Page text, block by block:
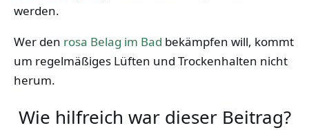
werden.
Wer den rosa Belag im Bad bekämpfen will, kommt
um regelmäßiges Lüften und Trockenhalten nicht
herum.
Wie hilfreich war dieser Beitrag?